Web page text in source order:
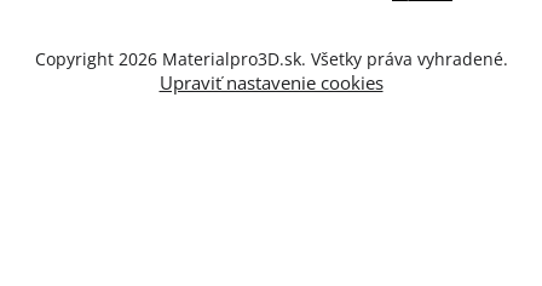
Copyright 2026 Materialpro3D.sk. Všetky práva vyhradené.
Upraviť nastavenie cookies